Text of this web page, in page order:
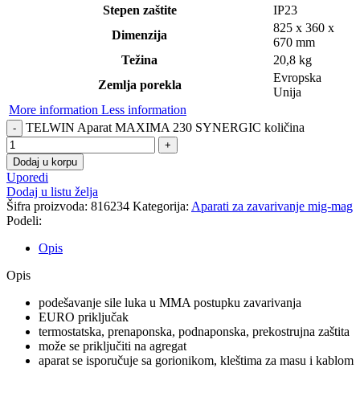
Stepen zaštite
IP23
Dimenzija
825 x 360 x
670 mm
Težina
20,8 kg
Zemlja porekla
Evropska
Unija
More information Less information
TELWIN Aparat MAXIMA 230 SYNERGIC količina
Dodaj u korpu
Uporedi
Dodaj u listu želja
Šifra proizvoda: 816234 Kategorija: Aparati za zavarivanje mig-mag
Podeli:
Opis
Opis
podešavanje sile luka u MMA postupku zavarivanja
EURO priključak
termostatska, prenaponska, podnaponska, prekostrujna zaštita
može se priključiti na agregat
aparat se isporučuje sa gorionikom, kleštima za masu i kablom